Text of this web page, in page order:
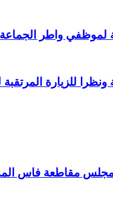
لموظفي واطر
ونظرا للزيارة
فاس المدينة يهنئ